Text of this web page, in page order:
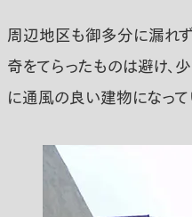
周辺地区も御多分に漏れ
奇をてらったものは避け、
に通風の良い建物になって